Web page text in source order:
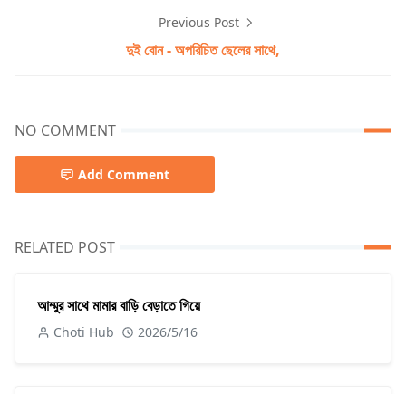
Previous Post
দুই বোন - অপরিচিত ছেলের সাথে,
NO COMMENT
Add Comment
RELATED POST
আম্মুর সাথে মামার বাড়ি বেড়াতে গিয়ে
Choti Hub 2026/5/16